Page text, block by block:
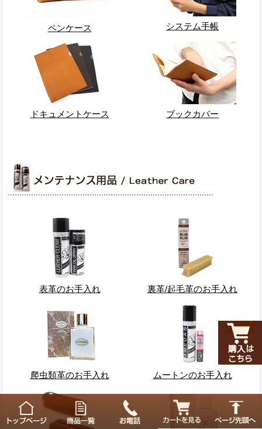
ペンケース システム手帳
ドキュメントケース ブックカバー
表革のお手入れ 裏革/起毛革のお手入れ
爬虫類革のお手入れ ムートンのお手入れ